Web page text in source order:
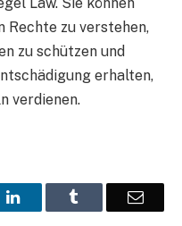
Law. Sie können
Rechte zu verstehen,
zu schützen und
erhalten,
verdienen.
LinkedIn Email